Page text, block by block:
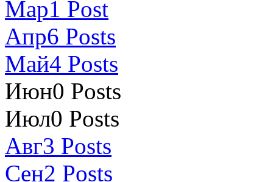
Мар1 Post
Апр6 Posts
Май4 Posts
Июн0 Posts
Июл0 Posts
Авг3 Posts
Сен2 Posts